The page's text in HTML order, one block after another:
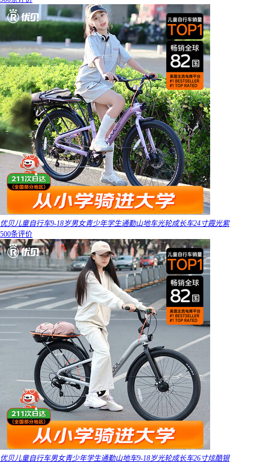
优贝儿童自行车9-18岁男女青少年学生通勤山地车光轮成长车24寸霞光紫
500条评价
优贝儿童自行车男女青少年学生通勤山地车9-18岁光轮成长车26寸炫酷银